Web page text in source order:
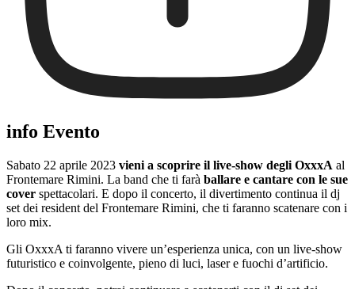
info Evento
Sabato 22 aprile 2023 vieni a scoprire il live-show degli OxxxA al
Frontemare Rimini. La band che ti farà ballare e cantare con le sue
cover spettacolari. E dopo il concerto, il divertimento continua il dj
set dei resident del Frontemare Rimini, che ti faranno scatenare con i
loro mix.
Gli OxxxA ti faranno vivere un’esperienza unica, con un live-show
futuristico e coinvolgente, pieno di luci, laser e fuochi d’artificio.